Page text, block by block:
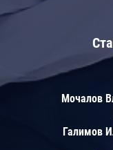
Мочалов
Галимов